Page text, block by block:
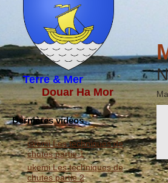
Terre & Mer
Douar Ha Mor
Dernières vidéos
ukemi Les techniques de
chutes partie 1
ukemi Les techniques de
chutes partie 2